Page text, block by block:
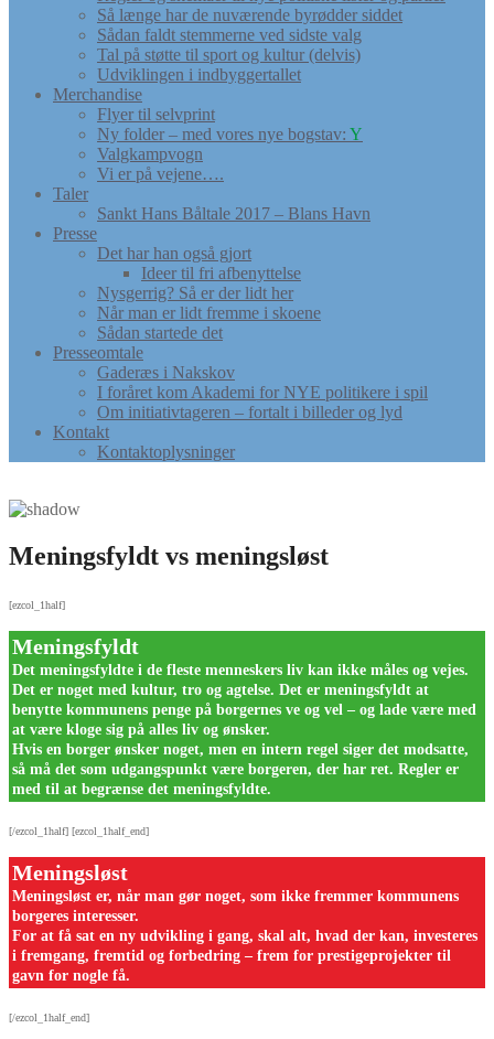
Så længe har de nuværende byrødder siddet
Sådan faldt stemmerne ved sidste valg
Tal på støtte til sport og kultur (delvis)
Udviklingen i indbyggertallet
Merchandise
Flyer til selvprint
Ny folder – med vores nye bogstav: Y
Valgkampvogn
Vi er på vejene….
Taler
Sankt Hans Båltale 2017 – Blans Havn
Presse
Det har han også gjort
Ideer til fri afbenyttelse
Nysgerrig? Så er der lidt her
Når man er lidt fremme i skoene
Sådan startede det
Presseomtale
Gaderæs i Nakskov
I foråret kom Akademi for NYE politikere i spil
Om initiativtageren – fortalt i billeder og lyd
Kontakt
Kontaktoplysninger
Meningsfyldt vs meningsløst
[ezcol_1half]
Meningsfyldt
Det meningsfyldte i de fleste menneskers liv kan ikke måles og vejes.
Det er noget med kultur, tro og agtelse. Det er meningsfyldt at
benytte kommunens penge på borgernes ve og vel – og lade være med
at være kloge sig på alles liv og ønsker.
Hvis en borger ønsker noget, men en intern regel siger det modsatte,
så må det som udgangspunkt være borgeren, der har ret. Regler er
med til at begrænse det meningsfyldte.
[/ezcol_1half] [ezcol_1half_end]
Meningsløst
Meningsløst er, når man gør noget, som ikke fremmer kommunens
borgeres interesser.
For at få sat en ny udvikling i gang, skal alt, hvad der kan, investeres
i fremgang, fremtid og forbedring – frem for prestigeprojekter til
gavn for nogle få.
[/ezcol_1half_end]